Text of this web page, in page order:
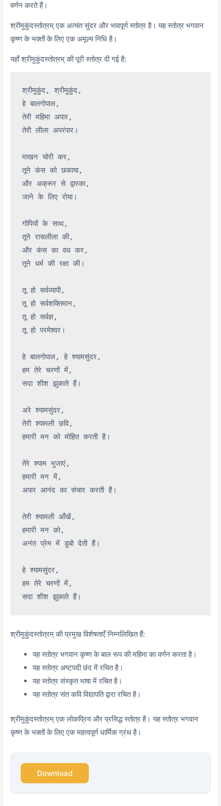
वर्णन करते हैं।
श्रीमुकुंदस्तोत्रम् एक अत्यंत सुंदर और भावपूर्ण स्तोत्र है। यह स्तोत्र भगवान
कृष्ण के भक्तों के लिए एक अमूल्य निधि है।
यहाँ श्रीमुकुंदस्तोत्रम् की पूरी स्तोत्र दी गई है:
श्रीमुकुंद, श्रीमुकुंद,
हे बालगोपाल,
तेरी महिमा अपार,
तेरी लीला अपरंपार।
माखन चोरी कर,
तूने कंस को छकाया,
और अक्रूर से द्वारका,
जाने के लिए रोया।
गोपियों के साथ,
तूने रासलीला की,
और कंस का वध कर,
तूने धर्म की रक्षा की।
तू हो सर्वव्यापी,
तू हो सर्वशक्तिमान,
तू हो सर्वज्ञ,
तू हो परमेश्वर।
हे बालगोपाल, हे श्यामसुंदर,
हम तेरे चरणों में,
सदा शीश झुकाते हैं।
अरे श्यामसुंदर,
तेरी श्यामली छवि,
हमारी मन को मोहित करती है।
तेरे श्याम भुजाएं,
हमारी मन में,
अपार आनंद का संचार करती हैं।
तेरी श्यामली आँखें,
हमारी मन को,
अनंत प्रेम में डुबो देती हैं।
हे श्यामसुंदर,
हम तेरे चरणों में,
श्रीमुकुंदस्तोत्रम् की प्रमुख विशेषताएँ निम्नलिखित हैं:
यह स्तोत्र भगवान कृष्ण के बाल रूप की महिमा का वर्णन करता है।
यह स्तोत्र अष्टपदी छंद में रचित है।
यह स्तोत्र संस्कृत भाषा में रचित है।
यह स्तोत्र संत कवि विद्यापति द्वारा रचित है।
श्रीमुकुंदस्तोत्रम् एक लोकप्रिय और प्रसिद्ध स्तोत्र है। यह स्तोत्र भगवान
कृष्ण के भक्तों के लिए एक महत्वपूर्ण धार्मिक ग्रंथ है।
Download